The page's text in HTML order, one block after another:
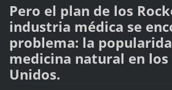
Pero el plan de los
industria médica se
problema: la
medicina natural en los
Unidos.